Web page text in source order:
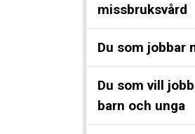
missbruksvård
Du som jobbar
Du som vill
barn och unga